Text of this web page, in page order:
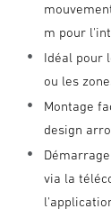
m pour
Idéal pour
ou les
Montage
design
via la